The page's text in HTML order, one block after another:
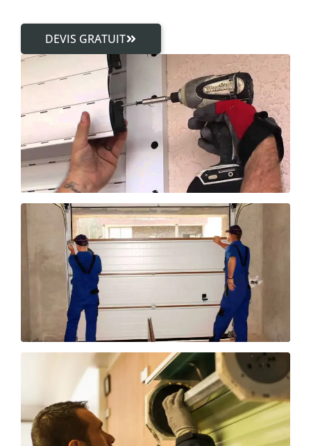
DEVIS GRATUIT